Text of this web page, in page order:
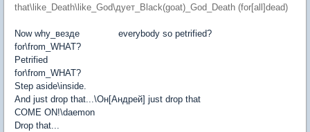
that\like_Death\like_God\дует_Black(goat)_God_Death (for[all]dead)
Now why_везде
everybody so petrified?
for\from_WHAT?
Petrified
for\from_WHAT?
Step aside\inside.
And just drop that...\Он[Андрей] just drop that
COME ON!\daemon
Drop that...